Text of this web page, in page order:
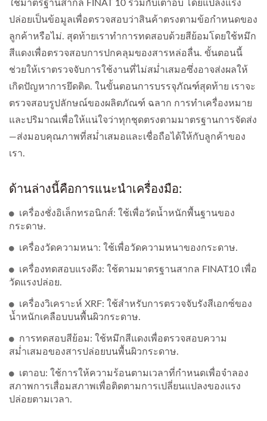
ใช้มาตรฐานสากล FINAT 10 ร่วมกับเตาอบ โดยแปลงแรง
ปล่อยเป็นข้อมูลเพื่อตรวจสอบว่าสินค้าตรงตามข้อกำหนดของ
ลูกค้าหรือไม่. สุดท้ายเราทำการทดสอบด้วยสีย้อมโดยใช้หมึก
สีแดงเพื่อตรวจสอบการปกคลุมของสารหล่อลื่น. ขั้นตอนนี้
ช่วยให้เราตรวจจับการใช้งานที่ไม่สม่ำเสมอซึ่งอาจส่งผลให้
เกิดปัญหาการยึดติด. ในขั้นตอนการบรรจุภัณฑ์สุดท้าย เราจะ
ตรวจสอบรูปลักษณ์ของผลิตภัณฑ์ ฉลาก การทำเครื่องหมาย
และปริมาณเพื่อให้แน่ใจว่าทุกชุดตรงตามมาตรฐานการจัดส่ง
—ส่งมอบคุณภาพที่สม่ำเสมอและเชื่อถือได้ให้กับลูกค้าของ
เรา.
ด้านล่างนี้คือการแนะนำเครื่องมือ:
เครื่องชั่งอิเล็กทรอนิกส์: ใช้เพื่อวัดน้ำหนักพื้นฐานของ
กระดาษ.
เครื่องวัดความหนา: ใช้เพื่อวัดความหนาของกระดาษ.
เครื่องทดสอบแรงดึง: ใช้ตามมาตรฐานสากล FINAT10 เพื่อ
วัดแรงปล่อย.
เครื่องวิเคราะห์ XRF: ใช้สำหรับการตรวจจับรังสีเอกซ์ของ
น้ำหนักเคลือบบนพื้นผิวกระดาษ.
การทดสอบสีย้อม: ใช้หมึกสีแดงเพื่อตรวจสอบความ
สม่ำเสมอของสารปล่อยบนพื้นผิวกระดาษ.
เตาอบ: ใช้การให้ความร้อนตามเวลาที่กำหนดเพื่อจำลอง
สภาพการเสื่อมสภาพเพื่อติดตามการเปลี่ยนแปลงของแรง
ปล่อยตามเวลา.